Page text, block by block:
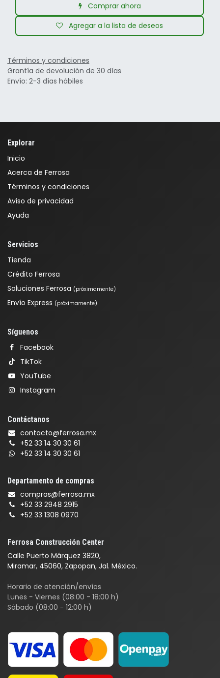
Comprar ahora
Agregar a la lista de deseos
Términos y condiciones
Grantía de devolución de 30 días
Envío: 2-3 días hábiles
Explorar
Inicio
Acerca de Ferrosa
Términos y condiciones
Aviso de privacidad
Ayuda
Servicios
Tienda
Crédito Ferrosa
Soluciones Ferrosa (próximamente)
Envío Express (próximamente)
Ferrosa Construcción Center
Calle Puerto Márquez 3820,
Miramar, 45060, Zapopan, Jal. México.
Horario de atención/envíos
Lunes - Viernes (08:00 - 18:00 h)
Sábado (08:00 - 12:00 h)
Síguenos
Facebook
TikTok
YouTube
Instagram
Contáctanos
contacto@ferrosa.mx
+52 33 14 30 30 61
+52 33 14 30 30 61
Departamento de compras
compras@ferrosa.mx
+52 33 2948 2915
+52 33 1308 0970